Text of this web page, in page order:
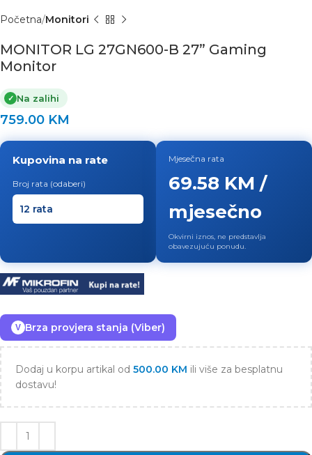
Početna Monitori
MONITOR LG 27GN600-B 27” Gaming
Monitor
✓ Na zalihi
759.00 KM
Kupovina na rate
Broj rata (odaberi)
Mjesečna rata
69.58 KM /
mjesečno
Okvirni iznos, ne predstavlja
obavezujuću ponudu.
V Brza provjera stanja (Viber)
Dodaj u korpu artikal od 500.00 KM ili više za besplatnu
dostavu!